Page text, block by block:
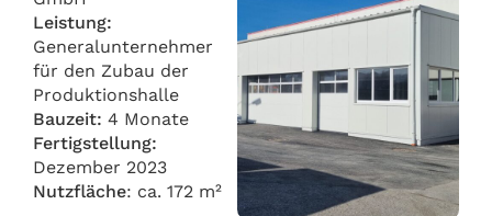
Leistung:
Generalunternehmer
für den Zubau der
Produktionshalle
Bauzeit: 4 Monate
Fertigstellung:
Dezember 2023
Nutzfläche: ca. 172 m²